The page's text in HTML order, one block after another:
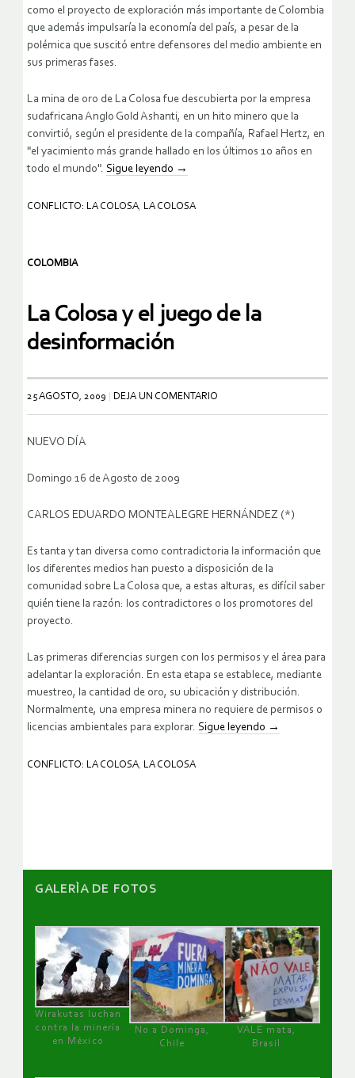
como el proyecto de exploración más importante de Colombia
que además impulsaría la economía del país, a pesar de la
polémica que suscitó entre defensores del medio ambiente en
sus primeras fases.
La mina de oro de La Colosa fue descubierta por la empresa
sudafricana Anglo Gold Ashanti, en un hito minero que la
convirtió, según el presidente de la compañía, Rafael Hertz, en
"el yacimiento más grande hallado en los últimos 10 años en
todo el mundo". Sigue leyendo →
CONFLICTO: LA COLOSA, LA COLOSA
COLOMBIA
La Colosa y el juego de la
desinformación
25 AGOSTO, 2009 DEJA UN COMENTARIO
NUEVO DÍA
Domingo 16 de Agosto de 2009
CARLOS EDUARDO MONTEALEGRE HERNÁNDEZ (*)
Es tanta y tan diversa como contradictoria la información que
los diferentes medios han puesto a disposición de la
comunidad sobre La Colosa que, a estas alturas, es difícil saber
quién tiene la razón: los contradictores o los promotores del
proyecto.
Las primeras diferencias surgen con los permisos y el área para
adelantar la exploración. En esta etapa se establece, mediante
muestreo, la cantidad de oro, su ubicación y distribución.
Normalmente, una empresa minera no requiere de permisos o
licencias ambientales para explorar. Sigue leyendo →
CONFLICTO: LA COLOSA, LA COLOSA
GALERÌA DE FOTOS
Wirakutas luchan
contra la minería
en México
No a Dominga,
Chile
VALE mata,
Brasil